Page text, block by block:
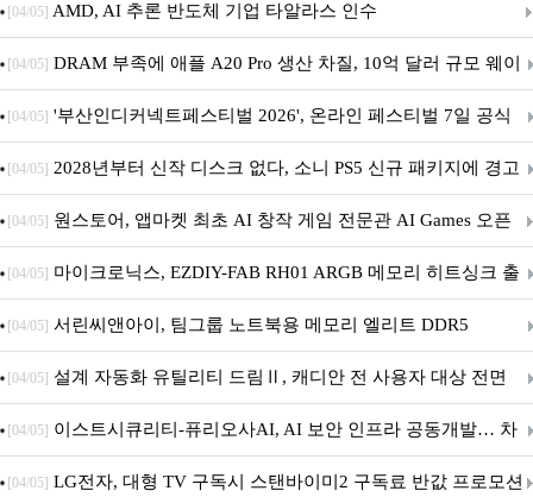
[04/05] AMD, AI 추론 반도체 기업 타알라스 인수
[04/05] DRAM 부족에 애플 A20 Pro 생산 차질, 10억 달러 규모 웨이
퍼 대기
[04/05] '부산인디커넥트페스티벌 2026', 온라인 페스티벌 7일 공식
개막... 22일간 진행
[04/05] 2028년부터 신작 디스크 없다, 소니 PS5 신규 패키지에 경고
문 추가
[04/05] 원스토어, 앱마켓 최초 AI 창작 게임 전문관 AI Games 오픈
[04/05] 마이크로닉스, EZDIY-FAB RH01 ARGB 메모리 히트싱크 출
시
[04/05] 서린씨앤아이, 팀그룹 노트북용 메모리 엘리트 DDR5
5600MHz 16GB 출시
[04/05] 설계 자동화 유틸리티 드림Ⅱ, 캐디안 전 사용자 대상 전면
무상 배포
[04/05] 이스트시큐리티-퓨리오사AI, AI 보안 인프라 공동개발… 차
세대 AI 보안 플랫폼 구축
[04/05] LG전자, 대형 TV 구독시 스탠바이미2 구독료 반값 프로모션